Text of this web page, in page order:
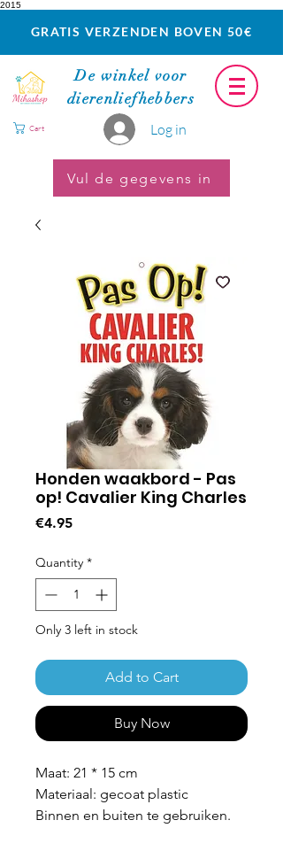
2015
GRATIS VERZENDEN BOVEN 50€
De winkel voor
dierenliefhebbers
Log in
Cart
Vul de gegevens in
Honden waakbord - Pas
op! Cavalier King Charles
€4.95Price
Quantity *
Only 3 left in stock
Add to Cart
Buy Now
Maat: 21 * 15 cm
Materiaal: gecoat plastic
Binnen en buiten te gebruiken.